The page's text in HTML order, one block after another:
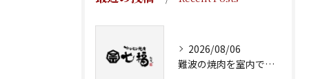
2026/08/06
難波の焼肉を室内で楽しむ個室やコスパ重視の選び方ガイド